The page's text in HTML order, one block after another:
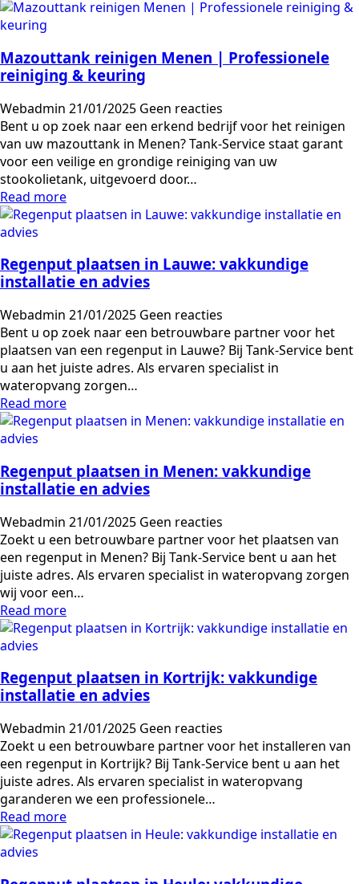
Mazouttank reinigen Menen | Professionele
reiniging & keuring
Webadmin 21/01/2025 Geen reacties
Bent u op zoek naar een erkend bedrijf voor het reinigen
van uw mazouttank in Menen? Tank-Service staat garant
voor een veilige en grondige reiniging van uw
stookolietank, uitgevoerd door…
Read more
Regenput plaatsen in Lauwe: vakkundige
installatie en advies
Webadmin 21/01/2025 Geen reacties
Bent u op zoek naar een betrouwbare partner voor het
plaatsen van een regenput in Lauwe? Bij Tank-Service bent
u aan het juiste adres. Als ervaren specialist in
wateropvang zorgen…
Read more
Regenput plaatsen in Menen: vakkundige
installatie en advies
Webadmin 21/01/2025 Geen reacties
Zoekt u een betrouwbare partner voor het plaatsen van
een regenput in Menen? Bij Tank-Service bent u aan het
juiste adres. Als ervaren specialist in wateropvang zorgen
wij voor een…
Read more
Regenput plaatsen in Kortrijk: vakkundige
installatie en advies
Webadmin 21/01/2025 Geen reacties
Zoekt u een betrouwbare partner voor het installeren van
een regenput in Kortrijk? Bij Tank-Service bent u aan het
juiste adres. Als ervaren specialist in wateropvang
garanderen we een professionele…
Read more